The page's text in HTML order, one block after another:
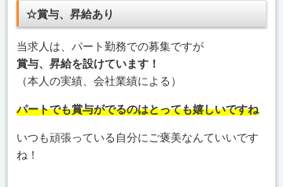
☆賞与、昇給あり
当求人は、パート勤務での募集ですが
賞与、昇給を設けています！
（本人の実績、会社業績による）
パートでも賞与がでるのはとっても嬉しいですね
いつも頑張っている自分にご褒美なんていいです
ね！